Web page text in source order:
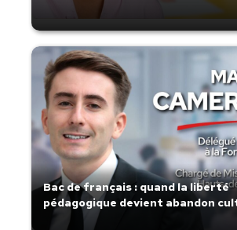
Bac de français : quand la liberté
pédagogique devient abandon